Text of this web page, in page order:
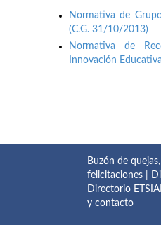
Normativa de
(C.G. 31/10/2013)
Normativa de
Innovación
Buzón de
felicitaciones
Directorio
y contacto